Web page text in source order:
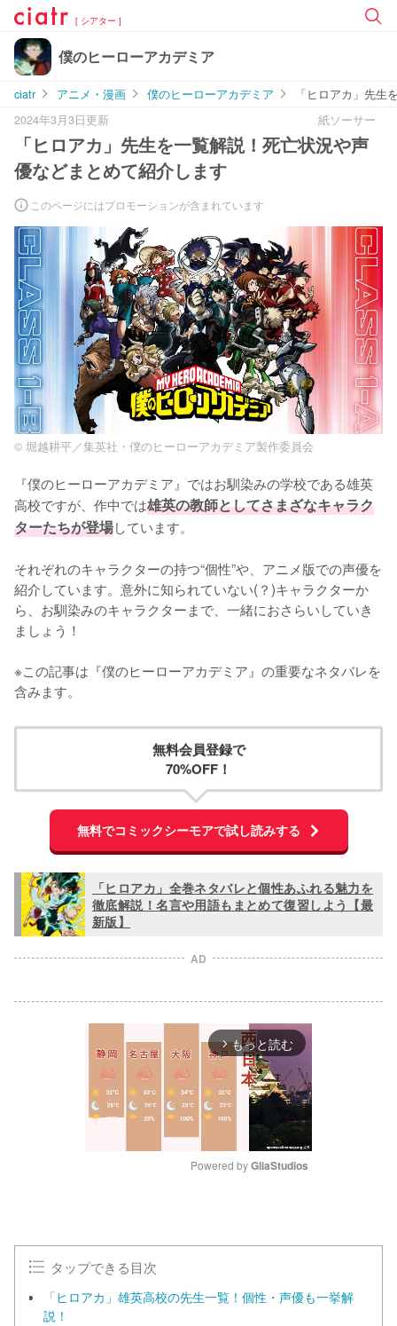
[ シアター ]
僕のヒーローアカデミア
ciatr アニメ・漫画 僕のヒーローアカデミア
「ヒロアカ」先生
2024年3月3日更新
紙ソーサー
「ヒロアカ」先生を一覧解説！死亡状況や声
優などまとめて紹介します
このページにはプロモーションが含まれています
© 堀越耕平／集英社・僕のヒーローアカデミア製作委員会
『僕のヒーローアカデミア』ではお馴染みの学校である雄英
高校ですが、作中では雄英の教師としてさまざなキャラク
ターたちが登場しています。
それぞれのキャラクターの持つ“個性”や、アニメ版での声優を
紹介しています。意外に知られていない(？)キャラクターか
ら、お馴染みのキャラクターまで、一緒におさらいしていき
ましょう！
※この記事は『僕のヒーローアカデミア』の重要なネタバレを
含みます。
無料会員登録で
70%OFF！
無料でコミックシーモアで試し読みする
「ヒロアカ」全巻ネタバレと個性あふれる魅力を
徹底解説！名言や用語もまとめて復習しよう【最
新版】
AD
arrow_forward_ios もっと読む
Powered by GliaStudios
タップできる目次
「ヒロアカ」雄英高校の先生一覧！個性・声優も一挙解
説！